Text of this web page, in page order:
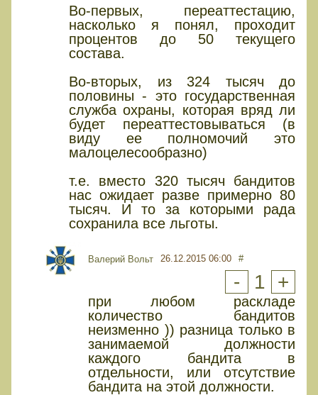
Во-первых, переаттестацию,
насколько я понял, проходит
процентов до 50 текущего
состава.
Во-вторых, из 324 тысяч до
половины - это государственная
служба охраны, которая вряд ли
будет переаттестовываться (в
виду ее полномочий это
малоцелесообразно)
т.е. вместо 320 тысяч бандитов
нас ожидает разве примерно 80
тысяч. И то за которыми рада
сохранила все льготы.
Валерий Вольт 26.12.2015 06:00 #
- 1 +
при любом раскладе
количество бандитов
неизменно )) разница только в
занимаемой должности
каждого бандита в
отдельности, или отсутствие
бандита на этой должности.